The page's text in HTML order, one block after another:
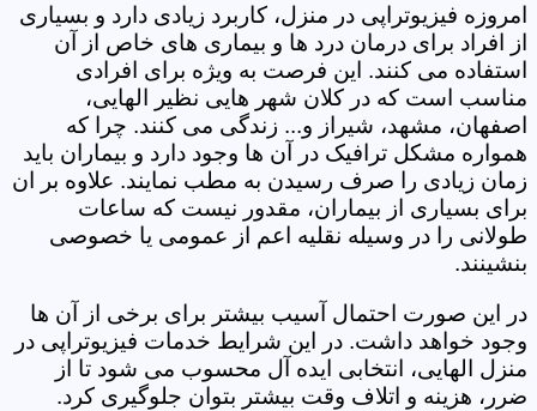
امروزه فیزیوتراپی در منزل، کاربرد زیادی دارد و بسیاری
از افراد برای درمان درد ها و بیماری های خاص از آن
استفاده می کنند. این فرصت به ویژه برای افرادی
مناسب است که در کلان شهر هایی نظیر الهایی،
اصفهان، مشهد، شیراز و... زندگی می کنند. چرا که
همواره مشکل ترافیک در آن ها وجود دارد و بیماران باید
زمان زیادی را صرف رسیدن به مطب نمایند. علاوه بر ان
برای بسیاری از بیماران، مقدور نیست که ساعات
طولانی را در وسیله نقلیه اعم از عمومی یا خصوصی
بنشینند.
در این صورت احتمال آسیب بیشتر برای برخی از آن ها
وجود خواهد داشت. در این شرایط خدمات فیزیوتراپی در
منزل الهایی، انتخابی ایده آل محسوب می شود تا از
ضرر، هزینه و اتلاف وقت بیشتر بتوان جلوگیری کرد.